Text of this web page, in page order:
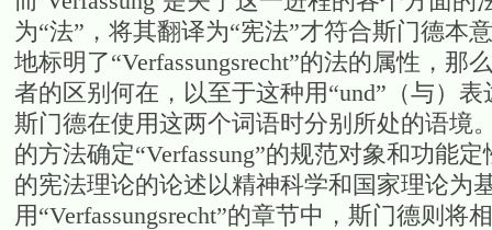
为“法”，将其翻译为“宪法”才符合斯门德本
地标明了“Verfassungsrecht”的法的属性，那
者的区别何在，以至于这种用“und”（与）
斯门德在使用这两个词语时分别所处的语境
的方法确定“Verfassung”的规范对象和功能
的宪法理论的论述以精神科学和国家理论为
用“Verfassungsrecht”的章节中，斯门德则